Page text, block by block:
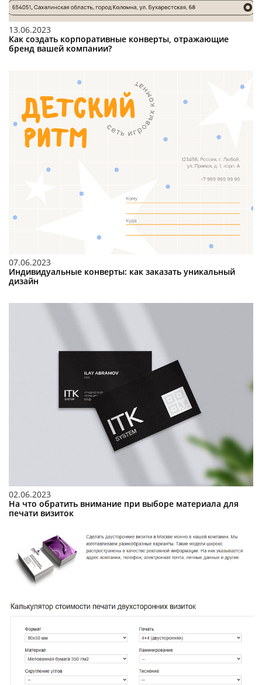
13.06.2023
Как создать корпоративные конверты, отражающие
бренд вашей компании?
07.06.2023
Индивидуальные конверты: как заказать уникальный
дизайн
02.06.2023
На что обратить внимание при выборе материала для
печати визиток